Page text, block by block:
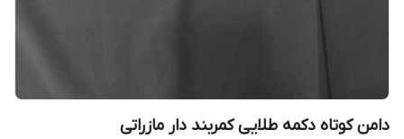
دامن کوتاه دکمه طلایی کمربند دار مازراتی